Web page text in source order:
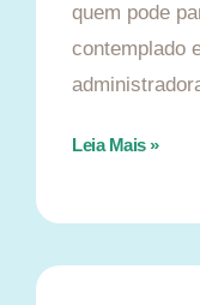
quem pode
contemplado
Leia Mais »